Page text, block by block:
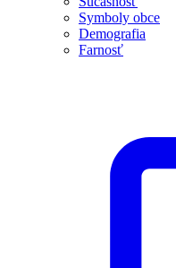
Symboly obce
Demografia
Farnosť